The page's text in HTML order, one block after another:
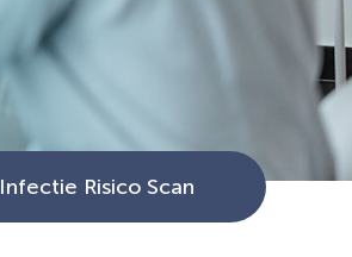
Infectie Risico Scan